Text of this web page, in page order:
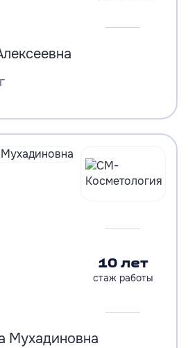
10 лет
стаж работы
Мухадиновна